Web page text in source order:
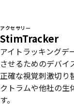
アクセサリー
StimTracker
アイトラッキングデ
させるためのデバイ
正確な視覚刺激切
クトラムや他社の生
す。